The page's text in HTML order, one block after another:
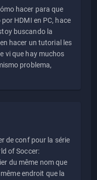
hacer para que
HDMI en PC, hace
buscando la
hacer un tutorial les
vi que hay muchos
problema,
de conf pour la série
of Soccer:
du même nom que
endroit que la